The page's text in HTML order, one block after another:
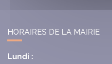
HORAIRES DE LA MAIRIE
Lundi :